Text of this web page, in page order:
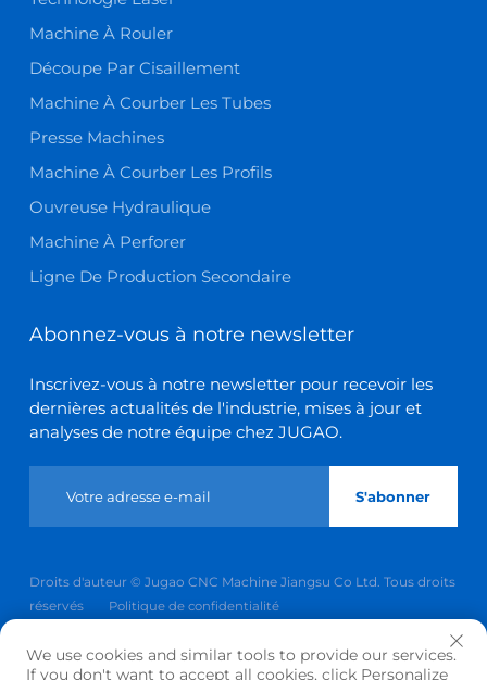
Machine À Rouler
Découpe Par Cisaillement
Machine À Courber Les Tubes
Presse Machines
Machine À Courber Les Profils
Ouvreuse Hydraulique
Machine À Perforer
Ligne De Production Secondaire
Abonnez-vous à notre newsletter
Inscrivez-vous à notre newsletter pour recevoir les
dernières actualités de l'industrie, mises à jour et
analyses de notre équipe chez JUGAO.
S'abonner
Droits d'auteur © Jugao CNC Machine Jiangsu Co Ltd. Tous droits
réservés
Politique de confidentialité
Remonter en haut
We use cookies and similar tools to provide our services.
If you don't want to accept all cookies, click Personalize